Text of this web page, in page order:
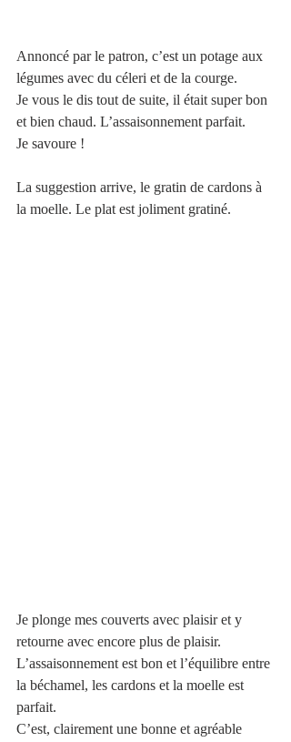
Annoncé par le patron, c’est un potage aux
légumes avec du céleri et de la courge.
Je vous le dis tout de suite, il était super bon
et bien chaud. L’assaisonnement parfait.
Je savoure !
La suggestion arrive, le gratin de cardons à
la moelle. Le plat est joliment gratiné.
Je plonge mes couverts avec plaisir et y
retourne avec encore plus de plaisir.
L’assaisonnement est bon et l’équilibre entre
la béchamel, les cardons et la moelle est
parfait.
C’est, clairement une bonne et agréable